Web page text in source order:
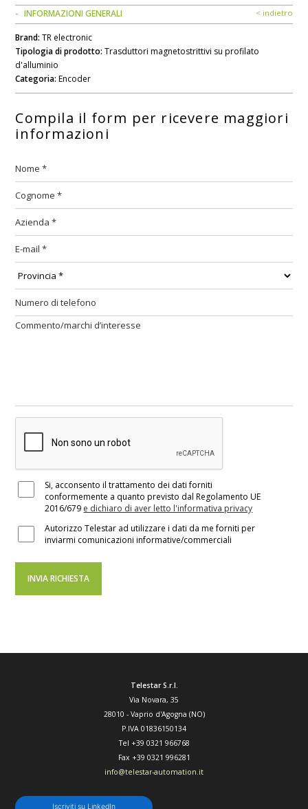
INFORMAZIONI GENERALI < indietro
Brand: TR electronic
Tipologia di prodotto: Trasduttori magnetostrittivi su profilato
d'alluminio
Categoria: Encoder
Compila il form per ricevere maggiori
informazioni
Si, acconsento il trattamento dei dati forniti
conformemente a quanto previsto dal Regolamento UE
2016/679 e dichiaro di aver letto l'informativa privacy
Autorizzo Telestar ad utilizzare i dati da me forniti per
inviarmi comunicazioni informative/commerciali
Telestar S.r.l.
Via Novara, 35
28010 - Vaprio d'Agogna (NO)
P.IVA 01836150134
Tel +39 0321 966768
Fax +39 0321 996281
info@telestar-automation.it
Iscriviti su LinkedIn